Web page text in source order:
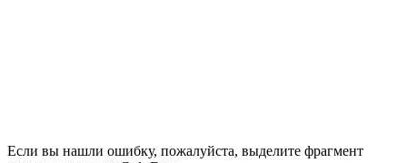
Если вы нашли ошибку, пожалуйста, выделите фрагмент